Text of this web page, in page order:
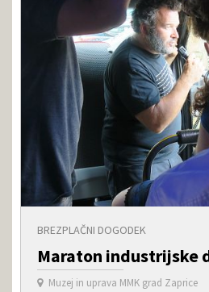
BREZPLAČNI DOGODEK
Maraton industrijske
Muzej in uprava MMK grad Zaprice